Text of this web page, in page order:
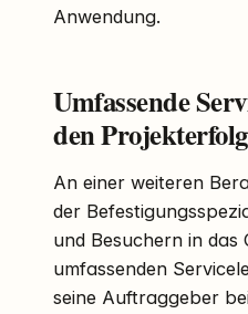
Anwendung.
Umfassende
den Projekterfolg
An einer weiteren
der
und Besuchern in das
umfassenden
seine Auftraggeber